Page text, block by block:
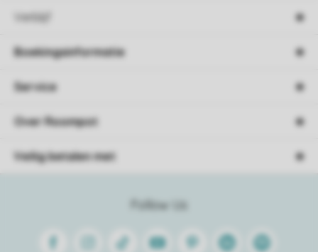
Verblijf
Follow Us
FacebookInstagram
Tiktok Youtube PinterestLinkedinSpotify
Boekingsinformatie
Service
Over Roompot
Veilig betalen met